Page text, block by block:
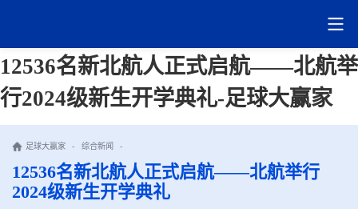
12536名新北航人正式启航——北航举
行2024级新生开学典礼-足球大赢家
足球大赢家 - 综合新闻 -
12536名新北航人正式启航——北航举行
2024级新生开学典礼